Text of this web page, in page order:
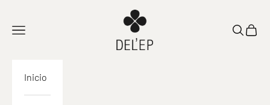
Abrir navegación
Abrir la
Ver
Inicio